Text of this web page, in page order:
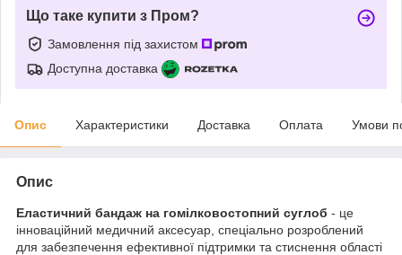
Що таке купити з Пром?
Замовлення під захистом
Доступна доставка
Опис Характеристики Доставка Оплата Умови
Опис
Еластичний бандаж на гомілковостопний суглоб - це
інноваційний медичний аксесуар, спеціально розроблений
для забезпечення ефективної підтримки та стиснення області